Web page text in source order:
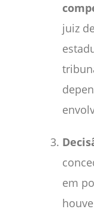
juiz
em